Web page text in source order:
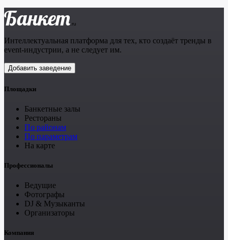
Банкет.ru
Интеллектуальная платформа для тех, кто создаёт тренды в
event-индустрии, а не следует им.
Добавить заведение
Площадки
Банкетные залы
Рестораны
По районам
По параметрам
На карте
Профессионалы
Ведущие
Фотографы
DJ & Музыканты
Организаторы
Компания